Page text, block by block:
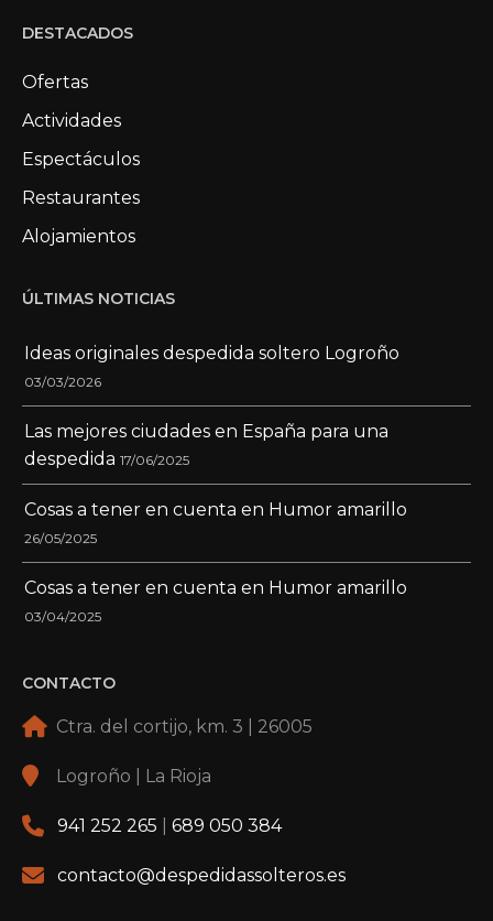
DESTACADOS
Ofertas
Actividades
Espectáculos
Restaurantes
Alojamientos
ÚLTIMAS NOTICIAS
Ideas originales despedida soltero Logroño
03/03/2026
Las mejores ciudades en España para una
despedida 17/06/2025
Cosas a tener en cuenta en Humor amarillo
26/05/2025
Cosas a tener en cuenta en Humor amarillo
03/04/2025
CONTACTO
Ctra. del cortijo, km. 3 | 26005
Logroño | La Rioja
941 252 265 689 050 384
contacto@despedidassolteros.es